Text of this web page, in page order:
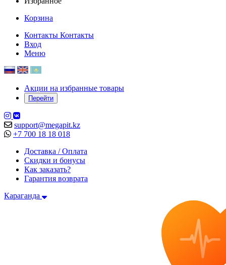
Корзина
Контакты Контакты
Вход
Меню
Акции на избранные товары
Перейти
support@megapit.kz
+7 700 18 18 018
Доставка / Оплата
Скидки и бонусы
Как заказать?
Гарантия возврата
Караганда